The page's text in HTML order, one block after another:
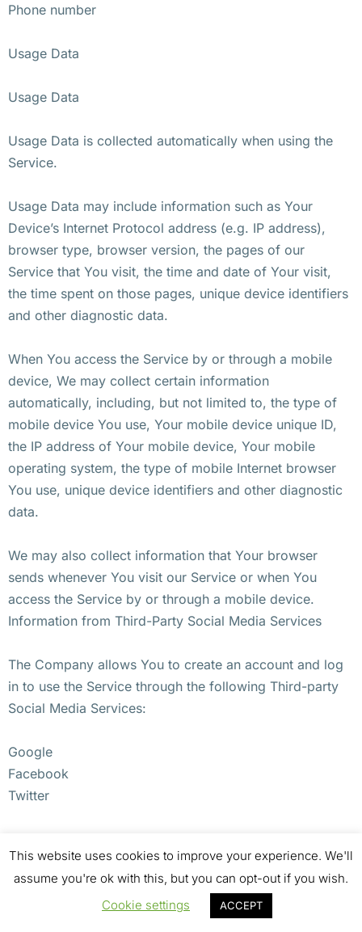
Phone number
Usage Data
Usage Data
Usage Data is collected automatically when using the
Service.
Usage Data may include information such as Your
Device’s Internet Protocol address (e.g. IP address),
browser type, browser version, the pages of our
Service that You visit, the time and date of Your visit,
the time spent on those pages, unique device identifiers
and other diagnostic data.
When You access the Service by or through a mobile
device, We may collect certain information
automatically, including, but not limited to, the type of
mobile device You use, Your mobile device unique ID,
the IP address of Your mobile device, Your mobile
operating system, the type of mobile Internet browser
You use, unique device identifiers and other diagnostic
data.
We may also collect information that Your browser
sends whenever You visit our Service or when You
access the Service by or through a mobile device.
Information from Third-Party Social Media Services
The Company allows You to create an account and log
in to use the Service through the following Third-party
Social Media Services:
Google
Facebook
Twitter
access to a Third-Party Social Media Service, We may
collect Personal data that is already associated with
Your Third-Party Social Media Service’s account, such
This website uses cookies to improve your experience. We'll
assume you're ok with this, but you can opt-out if you wish.
Cookie settings
ACCEPT